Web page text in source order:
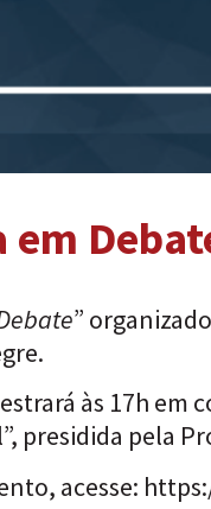
”
às 17h em
presidida pela
acesse: